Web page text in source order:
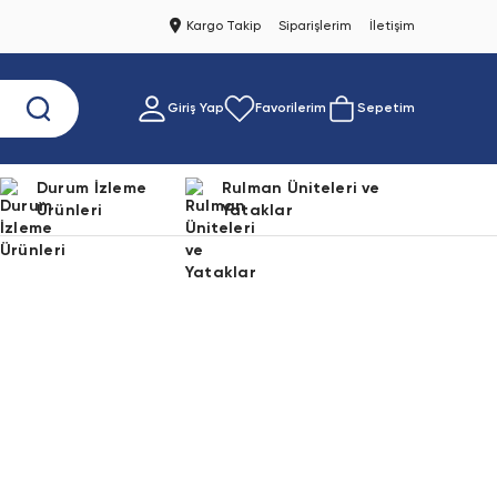
Kargo Takip Siparişlerim İletişim
Giriş Yap Favorilerim Sepetim
Durum İzleme
Ürünleri
Rulman Üniteleri ve
Yataklar